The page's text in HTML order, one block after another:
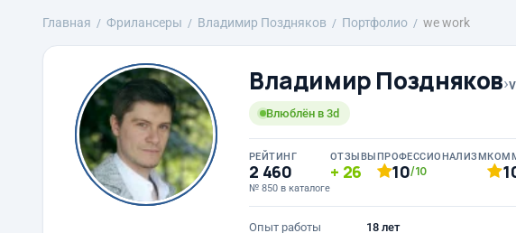
Главная Фрилансеры Владимир Поздняков Портфолио we work
Владимир Поздняков›
Влюблён в 3d
РЕЙТИНГ
2 460
№ 850 в каталоге
ОТЗЫВЫ
26
ПРОФЕССИОНАЛИЗМ
10/10
Опыт работы
18 лет